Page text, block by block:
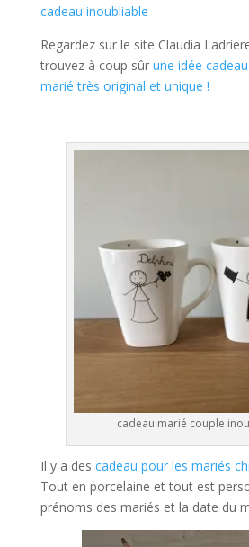
cadeau inoubliable
Regardez sur le site Claudia
trouvez à coup sûr une idée
marié très original et unique !
cadeau marié couple
Il y a des cadeau pour les mariés
Tout en porcelaine et tout est
prénoms des mariés et la date du